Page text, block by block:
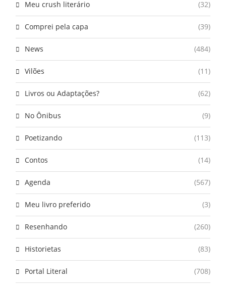
Meu crush literário (32)
Comprei pela capa (39)
News (484)
Vilões (11)
Livros ou Adaptações? (62)
No Ônibus (9)
Poetizando (113)
Contos (14)
Agenda (567)
Meu livro preferido (3)
Resenhando (260)
Historietas (83)
Portal Literal (708)